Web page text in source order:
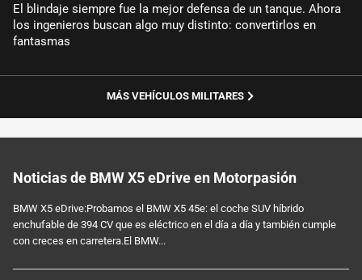
El blindaje siempre fue la mejor defensa de un tanque. Ahora
los ingenieros buscan algo muy distinto: convertirlos en
fantasmas
MÁS VEHÍCULOS MILITARES
Noticias de BMW X5 eDrive en Motorpasión
BMW X5 eDrive:Probamos el BMW X5 45e: el coche SUV híbrido
enchufable de 394 CV que es eléctrico en el día a día y también cumple
con creces en carretera.El BMW...